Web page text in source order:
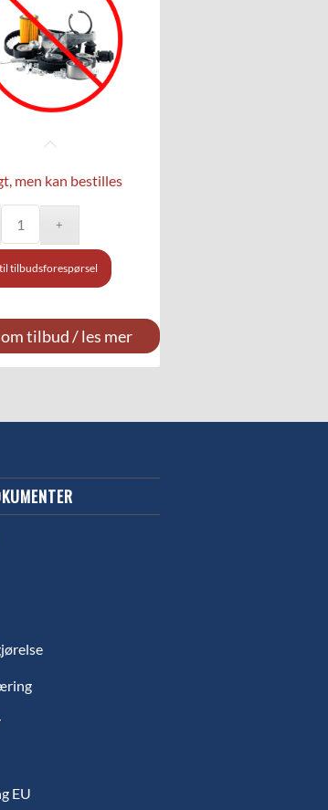
men kan bestilles
til tilbudsforespørsel
tilbud / les mer
EU